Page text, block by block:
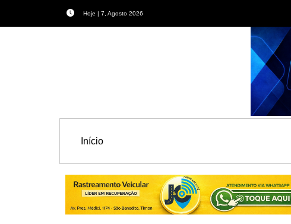
Hoje | 7, Agosto 2026
Início